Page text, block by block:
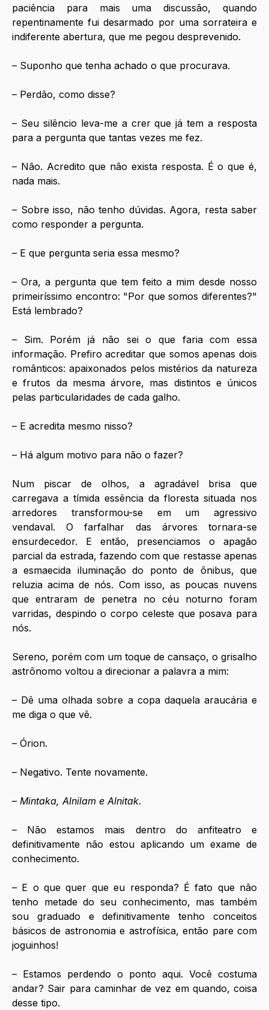
paciência para mais uma discussão, quando
repentinamente fui desarmado por uma sorrateira e
indiferente abertura, que me pegou desprevenido.
– Suponho que tenha achado o que procurava.
– Perdão, como disse?
– Seu silêncio leva-me a crer que já tem a resposta
para a pergunta que tantas vezes me fez.
– Não. Acredito que não exista resposta. É o que é,
nada mais.
– Sobre isso, não tenho dúvidas. Agora, resta saber
como responder a pergunta.
– E que pergunta seria essa mesmo?
– Ora, a pergunta que tem feito a mim desde nosso
primeiríssimo encontro: "Por que somos diferentes?"
Está lembrado?
– Sim. Porém já não sei o que faria com essa
informação. Prefiro acreditar que somos apenas dois
românticos: apaixonados pelos mistérios da natureza
e frutos da mesma árvore, mas distintos e únicos
pelas particularidades de cada galho.
– E acredita mesmo nisso?
– Há algum motivo para não o fazer?
Num piscar de olhos, a agradável brisa que
carregava a tímida essência da floresta situada nos
arredores transformou-se em um agressivo
vendaval. O farfalhar das árvores tornara-se
ensurdecedor. E então, presenciamos o apagão
parcial da estrada, fazendo com que restasse apenas
a esmaecida iluminação do ponto de ônibus, que
reluzia acima de nós. Com isso, as poucas nuvens
que entraram de penetra no céu noturno foram
varridas, despindo o corpo celeste que posava para
nós.
Sereno, porém com um toque de cansaço, o grisalho
astrônomo voltou a direcionar a palavra a mim:
– Dê uma olhada sobre a copa daquela araucária e
me diga o que vê.
– Órion.
– Negativo. Tente novamente.
– Mintaka, Alnilam e Alnitak.
– Não estamos mais dentro do anfiteatro e
definitivamente não estou aplicando um exame de
conhecimento.
– E o que quer que eu responda? É fato que não
tenho metade do seu conhecimento, mas também
sou graduado e definitivamente tenho conceitos
básicos de astronomia e astrofísica, então pare com
joguinhos!
– Estamos perdendo o ponto aqui. Você costuma
andar? Sair para caminhar de vez em quando, coisa
desse tipo.